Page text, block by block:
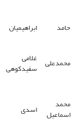
حامد ابراهیمیان
محمدعلی غلامی
سفیدکوهی
محمد
اسماعیل اسدی